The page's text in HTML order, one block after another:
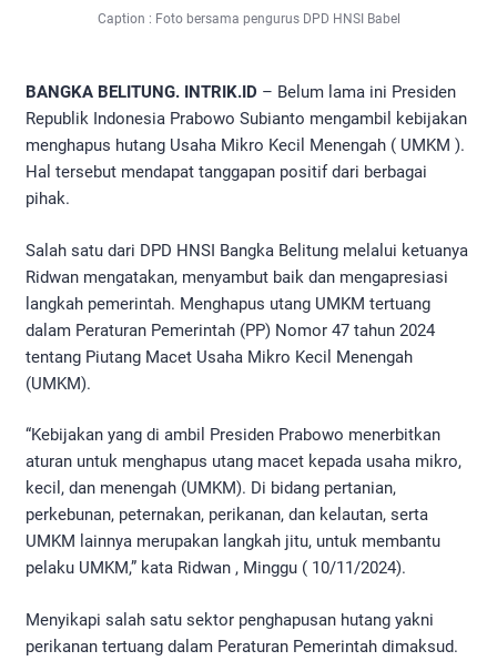
Caption : Foto bersama pengurus DPD HNSI Babel
BANGKA BELITUNG. INTRIK.ID – Belum lama ini Presiden
Republik Indonesia Prabowo Subianto mengambil kebijakan
menghapus hutang Usaha Mikro Kecil Menengah ( UMKM ).
Hal tersebut mendapat tanggapan positif dari berbagai
pihak.
Salah satu dari DPD HNSI Bangka Belitung melalui ketuanya
Ridwan mengatakan, menyambut baik dan mengapresiasi
langkah pemerintah. Menghapus utang UMKM tertuang
dalam Peraturan Pemerintah (PP) Nomor 47 tahun 2024
tentang Piutang Macet Usaha Mikro Kecil Menengah
(UMKM).
“Kebijakan yang di ambil Presiden Prabowo menerbitkan
aturan untuk menghapus utang macet kepada usaha mikro,
kecil, dan menengah (UMKM). Di bidang pertanian,
perkebunan, peternakan, perikanan, dan kelautan, serta
UMKM lainnya merupakan langkah jitu, untuk membantu
pelaku UMKM,” kata Ridwan , Minggu ( 10/11/2024).
Menyikapi salah satu sektor penghapusan hutang yakni
perikanan tertuang dalam Peraturan Pemerintah dimaksud.